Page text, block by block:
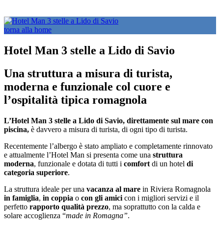
torna alla home
Hotel Man 3 stelle a Lido di Savio
Una struttura a misura di turista,
moderna e funzionale col cuore e
l’ospitalità tipica romagnola
L’Hotel Man 3 stelle a Lido di Savio, direttamente sul mare con
piscina, è davvero a misura di turista, di ogni tipo di turista.
Recentemente l’albergo è stato ampliato e completamente rinnovato
e attualmente l’Hotel Man si presenta come una struttura
moderna, funzionale e dotata di tutti i comfort di un hotel di
categoria superiore.
La struttura ideale per una vacanza al mare in Riviera Romagnola
in famiglia, in coppia o con gli amici con i migliori servizi e il
perfetto rapporto qualità prezzo, ma soprattutto con la calda e
solare accoglienza “made in Romagna”.